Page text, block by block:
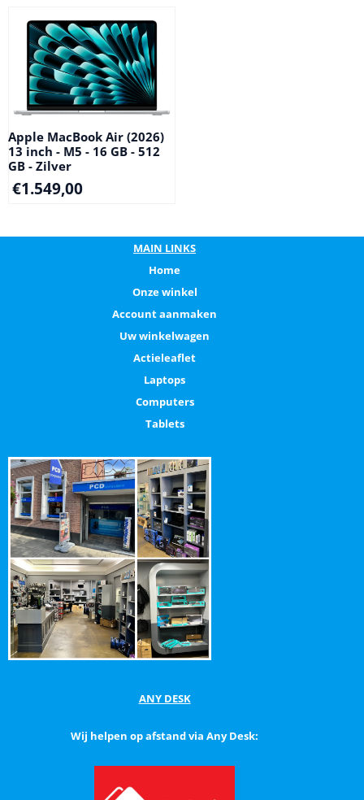
Apple MacBook Air (2026)
13 inch - M5 - 16 GB - 512
GB - Zilver
€1.549,00
MAIN LINKS
Home
Onze winkel
Account aanmaken
Uw winkelwagen
Actieleaflet
Laptops
Computers
Tablets
ANY DESK
Wij helpen op afstand via Any Desk: